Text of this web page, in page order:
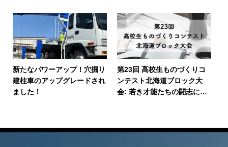
新たなパワーアップ！穴掘り
建柱車のアップグレードされ
ました！
第23回 高校生ものづくりコ
ンテスト北海道ブロック大
会: 若き才能たちの闘志に感